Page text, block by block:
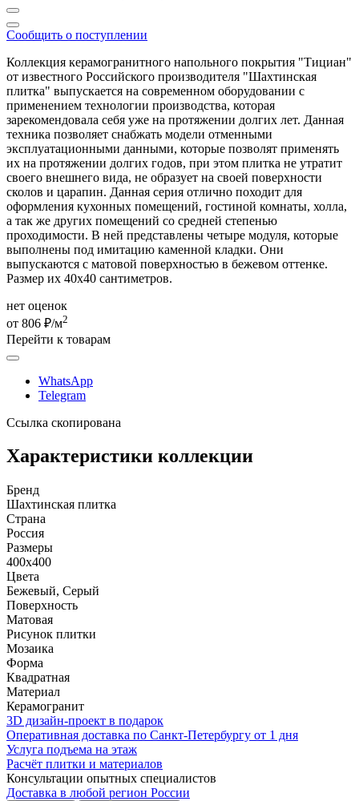
Сообщить о поступлении
Коллекция керамогранитного напольного покрытия "Тициан"
от известного Российского производителя "Шахтинская
плитка" выпускается на современном оборудовании с
применением технологии производства, которая
зарекомендовала себя уже на протяжении долгих лет. Данная
техника позволяет снабжать модели отменными
эксплуатационными данными, которые позволят применять
их на протяжении долгих годов, при этом плитка не утратит
своего внешнего вида, не образует на своей поверхности
сколов и царапин. Данная серия отлично походит для
оформления кухонных помещений, гостиной комнаты, холла,
а так же других помещений со средней степенью
проходимости. В ней представлены четыре модуля, которые
выполнены под имитацию каменной кладки. Они
выпускаются с матовой поверхностью в бежевом оттенке.
Размер их 40х40 сантиметров.
нет оценок
от 806 ₽/м2
Перейти к товарам
WhatsApp
Telegram
Ссылка скопирована
Характеристики коллекции
Бренд
Шахтинская плитка
Страна
Россия
Размеры
400x400
Цвета
Бежевый, Серый
Поверхность
Матовая
Рисунок плитки
Мозаика
Форма
Квадратная
Материал
Керамогранит
3D дизайн-проект в подарок
Оперативная доставка по Санкт-Петербургу от 1 дня
Услуга подъема на этаж
Расчёт плитки и материалов
Консультации опытных специалистов
Доставка в любой регион России